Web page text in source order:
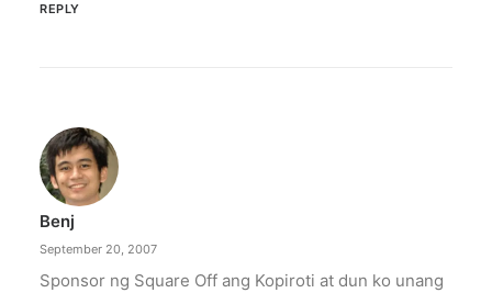
REPLY
Benj
September 20, 2007
Sponsor ng Square Off ang Kopiroti at dun ko unang